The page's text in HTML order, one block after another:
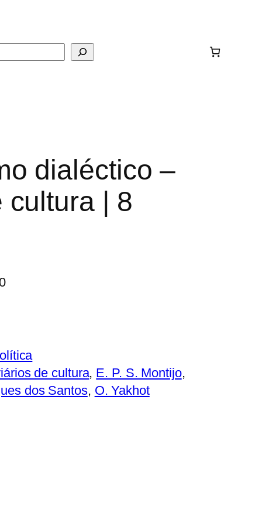
dialéctico –
cultura | 8
de cultura, E. P. S. Montijo
dos Santos, O. Yakhot